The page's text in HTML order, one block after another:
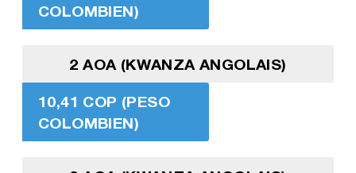
COLOMBIEN)
2 AOA (KWANZA ANGOLAIS)
10,41 COP (PESO
COLOMBIEN)